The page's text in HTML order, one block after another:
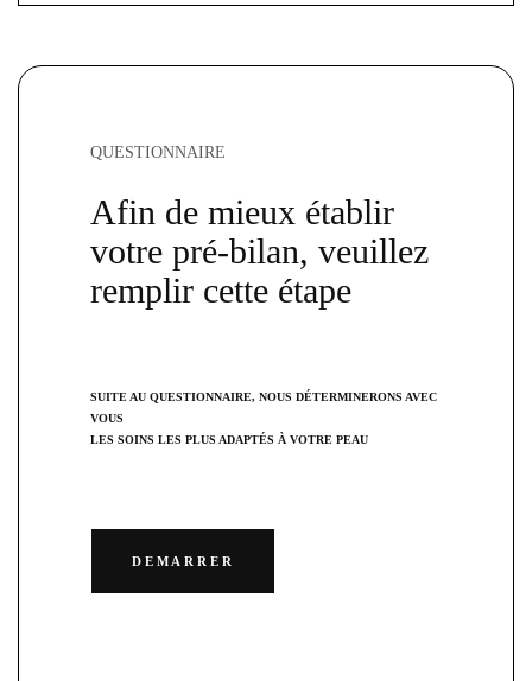
QUESTIONNAIRE
Afin de mieux établir
votre pré-bilan, veuillez
remplir cette étape
SUITE AU QUESTIONNAIRE, NOUS DÉTERMINERONS AVEC
VOUS
LES SOINS LES PLUS ADAPTÉS À VOTRE PEAU
DEMARRER